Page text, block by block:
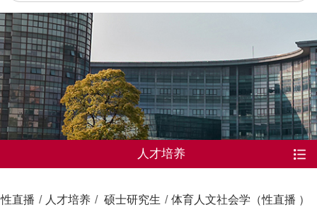
人才培养
性直播 / 人才培养 / 硕士研究生 / 体育人文社会学（性直播 ）